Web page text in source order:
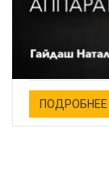
ПОДРОБНЕЕ